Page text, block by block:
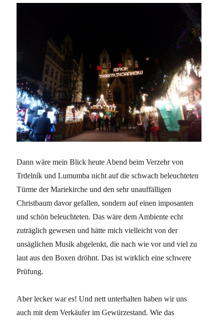
Dann wäre mein Blick heute Abend beim Verzehr von
Trdelník und Lumumba nicht auf die schwach beleuchteten
Türme der Mariekirche und den sehr unauffälligen
Christbaum davor gefallen, sondern auf einen imposanten
und schön beleuchteten. Das wäre dem Ambiente echt
zuträglich gewesen und hätte mich vielleicht von der
unsäglichen Musik abgelenkt, die nach wie vor und viel zu
laut aus den Boxen dröhnt. Das ist wirklich eine schwere
Prüfung.
Aber lecker war es! Und nett unterhalten haben wir uns
auch mit dem Verkäufer im Gewürzestand. Wie das